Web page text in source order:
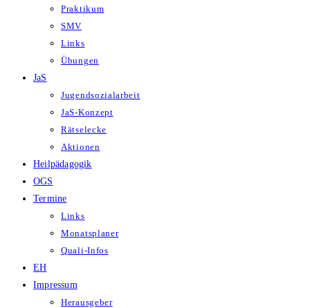
Praktikum
SMV
Links
Übungen
JaS
Jugendsozialarbeit
JaS-Konzept
Rätselecke
Aktionen
Heilpädagogik
OGS
Termine
Links
Monatsplaner
Quali-Infos
EH
Impressum
Herausgeber